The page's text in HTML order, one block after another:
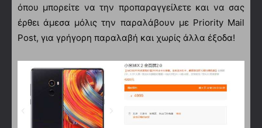
όπου μπορείτε να την προπαραγγείλετε και να σας
έρθει άμεσα μόλις την παραλάβουν με Priority Mail
Post, για γρήγορη παραλαβή και χωρίς άλλα έξοδα!